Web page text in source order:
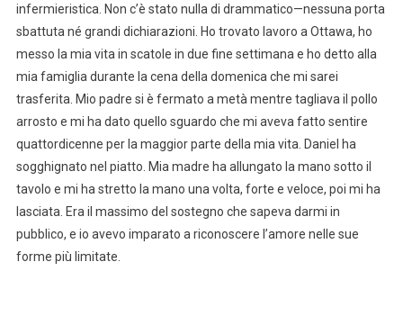
infermieristica. Non c’è stato nulla di drammatico—nessuna porta
sbattuta né grandi dichiarazioni. Ho trovato lavoro a Ottawa, ho
messo la mia vita in scatole in due fine settimana e ho detto alla
mia famiglia durante la cena della domenica che mi sarei
trasferita. Mio padre si è fermato a metà mentre tagliava il pollo
arrosto e mi ha dato quello sguardo che mi aveva fatto sentire
quattordicenne per la maggior parte della mia vita. Daniel ha
sogghignato nel piatto. Mia madre ha allungato la mano sotto il
tavolo e mi ha stretto la mano una volta, forte e veloce, poi mi ha
lasciata. Era il massimo del sostegno che sapeva darmi in
pubblico, e io avevo imparato a riconoscere l’amore nelle sue
forme più limitate.